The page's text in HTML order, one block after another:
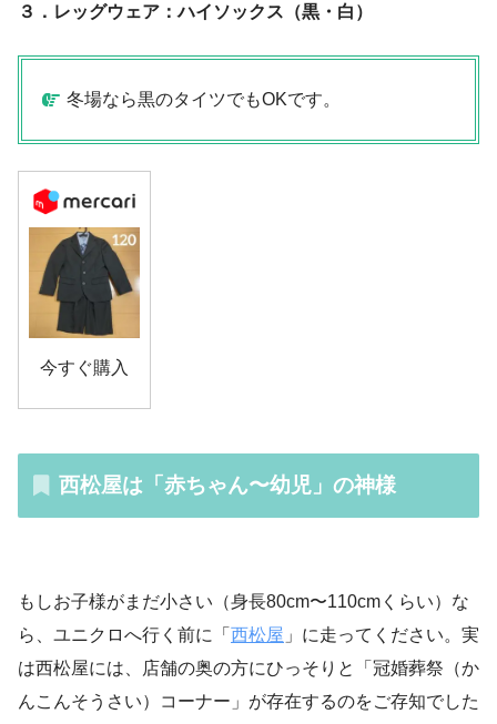
３．レッグウェア：ハイソックス（黒・白）
冬場なら黒のタイツでもOKです。
今すぐ購入
西松屋は「赤ちゃん〜幼児」の神様
もしお子様がまだ小さい（身長80cm〜110cmくらい）な
ら、ユニクロへ行く前に「 西松屋 」に走ってください。実
は西松屋には、店舗の奥の方にひっそりと「冠婚葬祭（か
んこんそうさい）コーナー」が存在するのをご存知でした